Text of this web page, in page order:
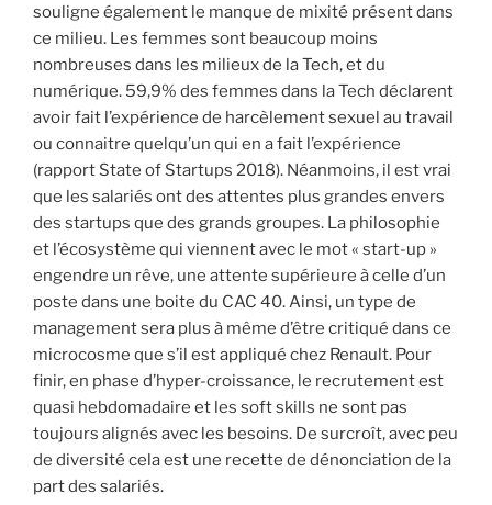
souligne également le manque de mixité présent dans
ce milieu. Les femmes sont beaucoup moins
nombreuses dans les milieux de la Tech, et du
numérique. 59,9% des femmes dans la Tech déclarent
avoir fait l’expérience de harcèlement sexuel au travail
ou connaitre quelqu’un qui en a fait l’expérience
(rapport State of Startups 2018). Néanmoins, il est vrai
que les salariés ont des attentes plus grandes envers
des startups que des grands groupes. La philosophie
et l’écosystème qui viennent avec le mot « start-up »
engendre un rêve, une attente supérieure à celle d’un
poste dans une boite du CAC 40. Ainsi, un type de
management sera plus à même d’être critiqué dans ce
microcosme que s’il est appliqué chez Renault. Pour
finir, en phase d’hyper-croissance, le recrutement est
quasi hebdomadaire et les soft skills ne sont pas
toujours alignés avec les besoins. De surcroît, avec peu
de diversité cela est une recette de dénonciation de la
part des salariés.